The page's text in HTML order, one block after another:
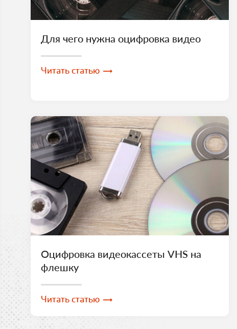
Для чего нужна оцифровка видео
Читать статью
Оцифровка видеокассеты VHS на
флешку
Читать статью